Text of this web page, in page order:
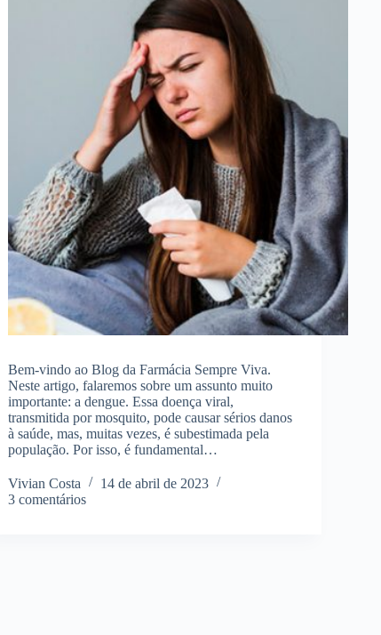
Bem-vindo ao Blog da Farmácia Sempre Viva.
Neste artigo, falaremos sobre um assunto muito
importante: a dengue. Essa doença viral,
transmitida por mosquito, pode causar sérios danos
à saúde, mas, muitas vezes, é subestimada pela
população. Por isso, é fundamental…
Vivian Costa
14 de abril de 2023
3 comentários